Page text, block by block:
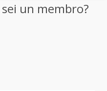
un membro?